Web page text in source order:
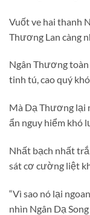
Vuốt ve hai thanh
Thương Lan càng
Ngân Thương
tinh tú, cao quý
Mà Dạ Thương lại
ẩn nguy hiểm khó
Nhất bạch nhất
sát cơ cường liệt
“Vì sao nó lại
nhìn Ngân Dạ